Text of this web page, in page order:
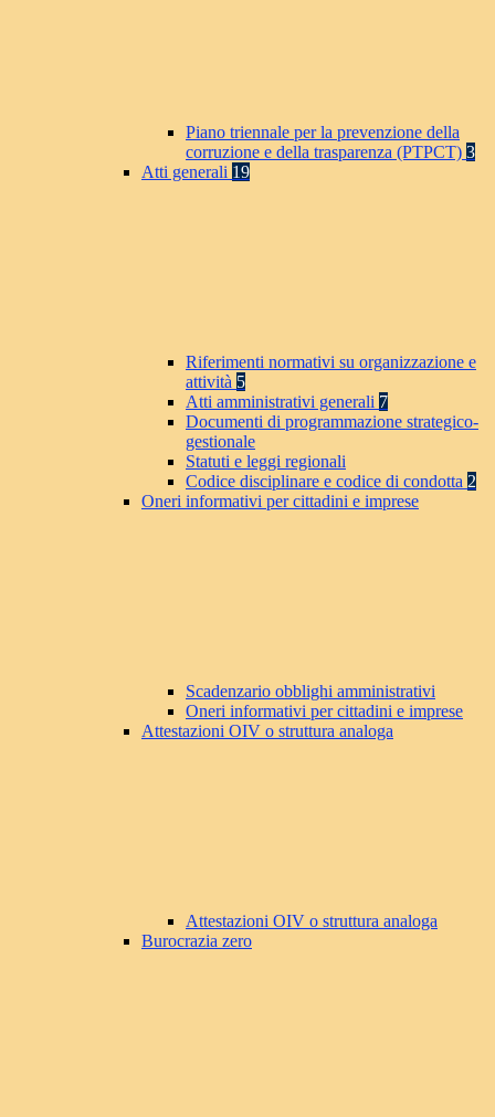
Piano triennale per la prevenzione della
corruzione e della trasparenza (PTPCT) 3
Atti generali 19
Riferimenti normativi su organizzazione e
attività 5
Atti amministrativi generali 7
Documenti di programmazione strategico-
gestionale
Statuti e leggi regionali
Codice disciplinare e codice di condotta 2
Oneri informativi per cittadini e imprese
Scadenzario obblighi amministrativi
Oneri informativi per cittadini e imprese
Attestazioni OIV o struttura analoga
Attestazioni OIV o struttura analoga
Burocrazia zero